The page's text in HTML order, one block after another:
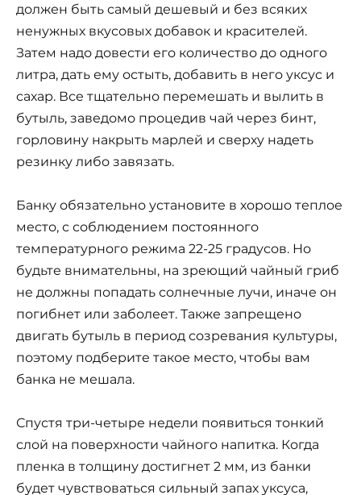
должен быть самый дешевый и без всяких
ненужных вкусовых добавок и красителей.
Затем надо довести его количество до одного
литра, дать ему остыть, добавить в него уксус и
сахар. Все тщательно перемешать и вылить в
бутыль, заведомо процедив чай через бинт,
горловину накрыть марлей и сверху надеть
резинку либо завязать.
Банку обязательно установите в хорошо теплое
место, с соблюдением постоянного
температурного режима 22-25 градусов. Но
будьте внимательны, на зреющий чайный гриб
не должны попадать солнечные лучи, иначе он
погибнет или заболеет. Также запрещено
двигать бутыль в период созревания культуры,
поэтому подберите такое место, чтобы вам
банка не мешала.
Спустя три-четыре недели появиться тонкий
слой на поверхности чайного напитка. Когда
пленка в толщину достигнет 2 мм, из банки
будет чувствоваться сильный запах уксуса,